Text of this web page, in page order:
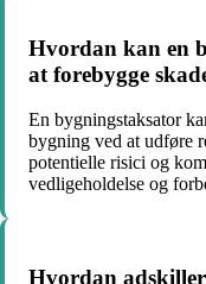
Hvordan kan en
at forebygge
En bygningstaksator
bygning ved at udføre
potentielle risici og
vedligeholdelse og
Hvordan